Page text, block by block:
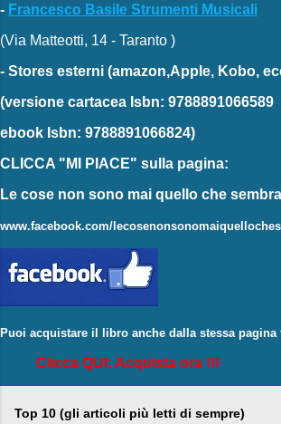
- Francesco Basile Strumenti Musicali
(Via Matteotti, 14 - Taranto )
- Stores esterni (amazon,Apple, Kobo,
(versione cartacea Isbn: 9788891066589
ebook Isbn: 9788891066824)
CLICCA "MI PIACE" sulla pagina:
Le cose non sono mai quello che
www.facebook.com/
Puoi acquistare il libro anche dalla stessa pagina
Clicca QUI: Acquista ora !!!
Top 10 (gli articoli più letti di sempre)